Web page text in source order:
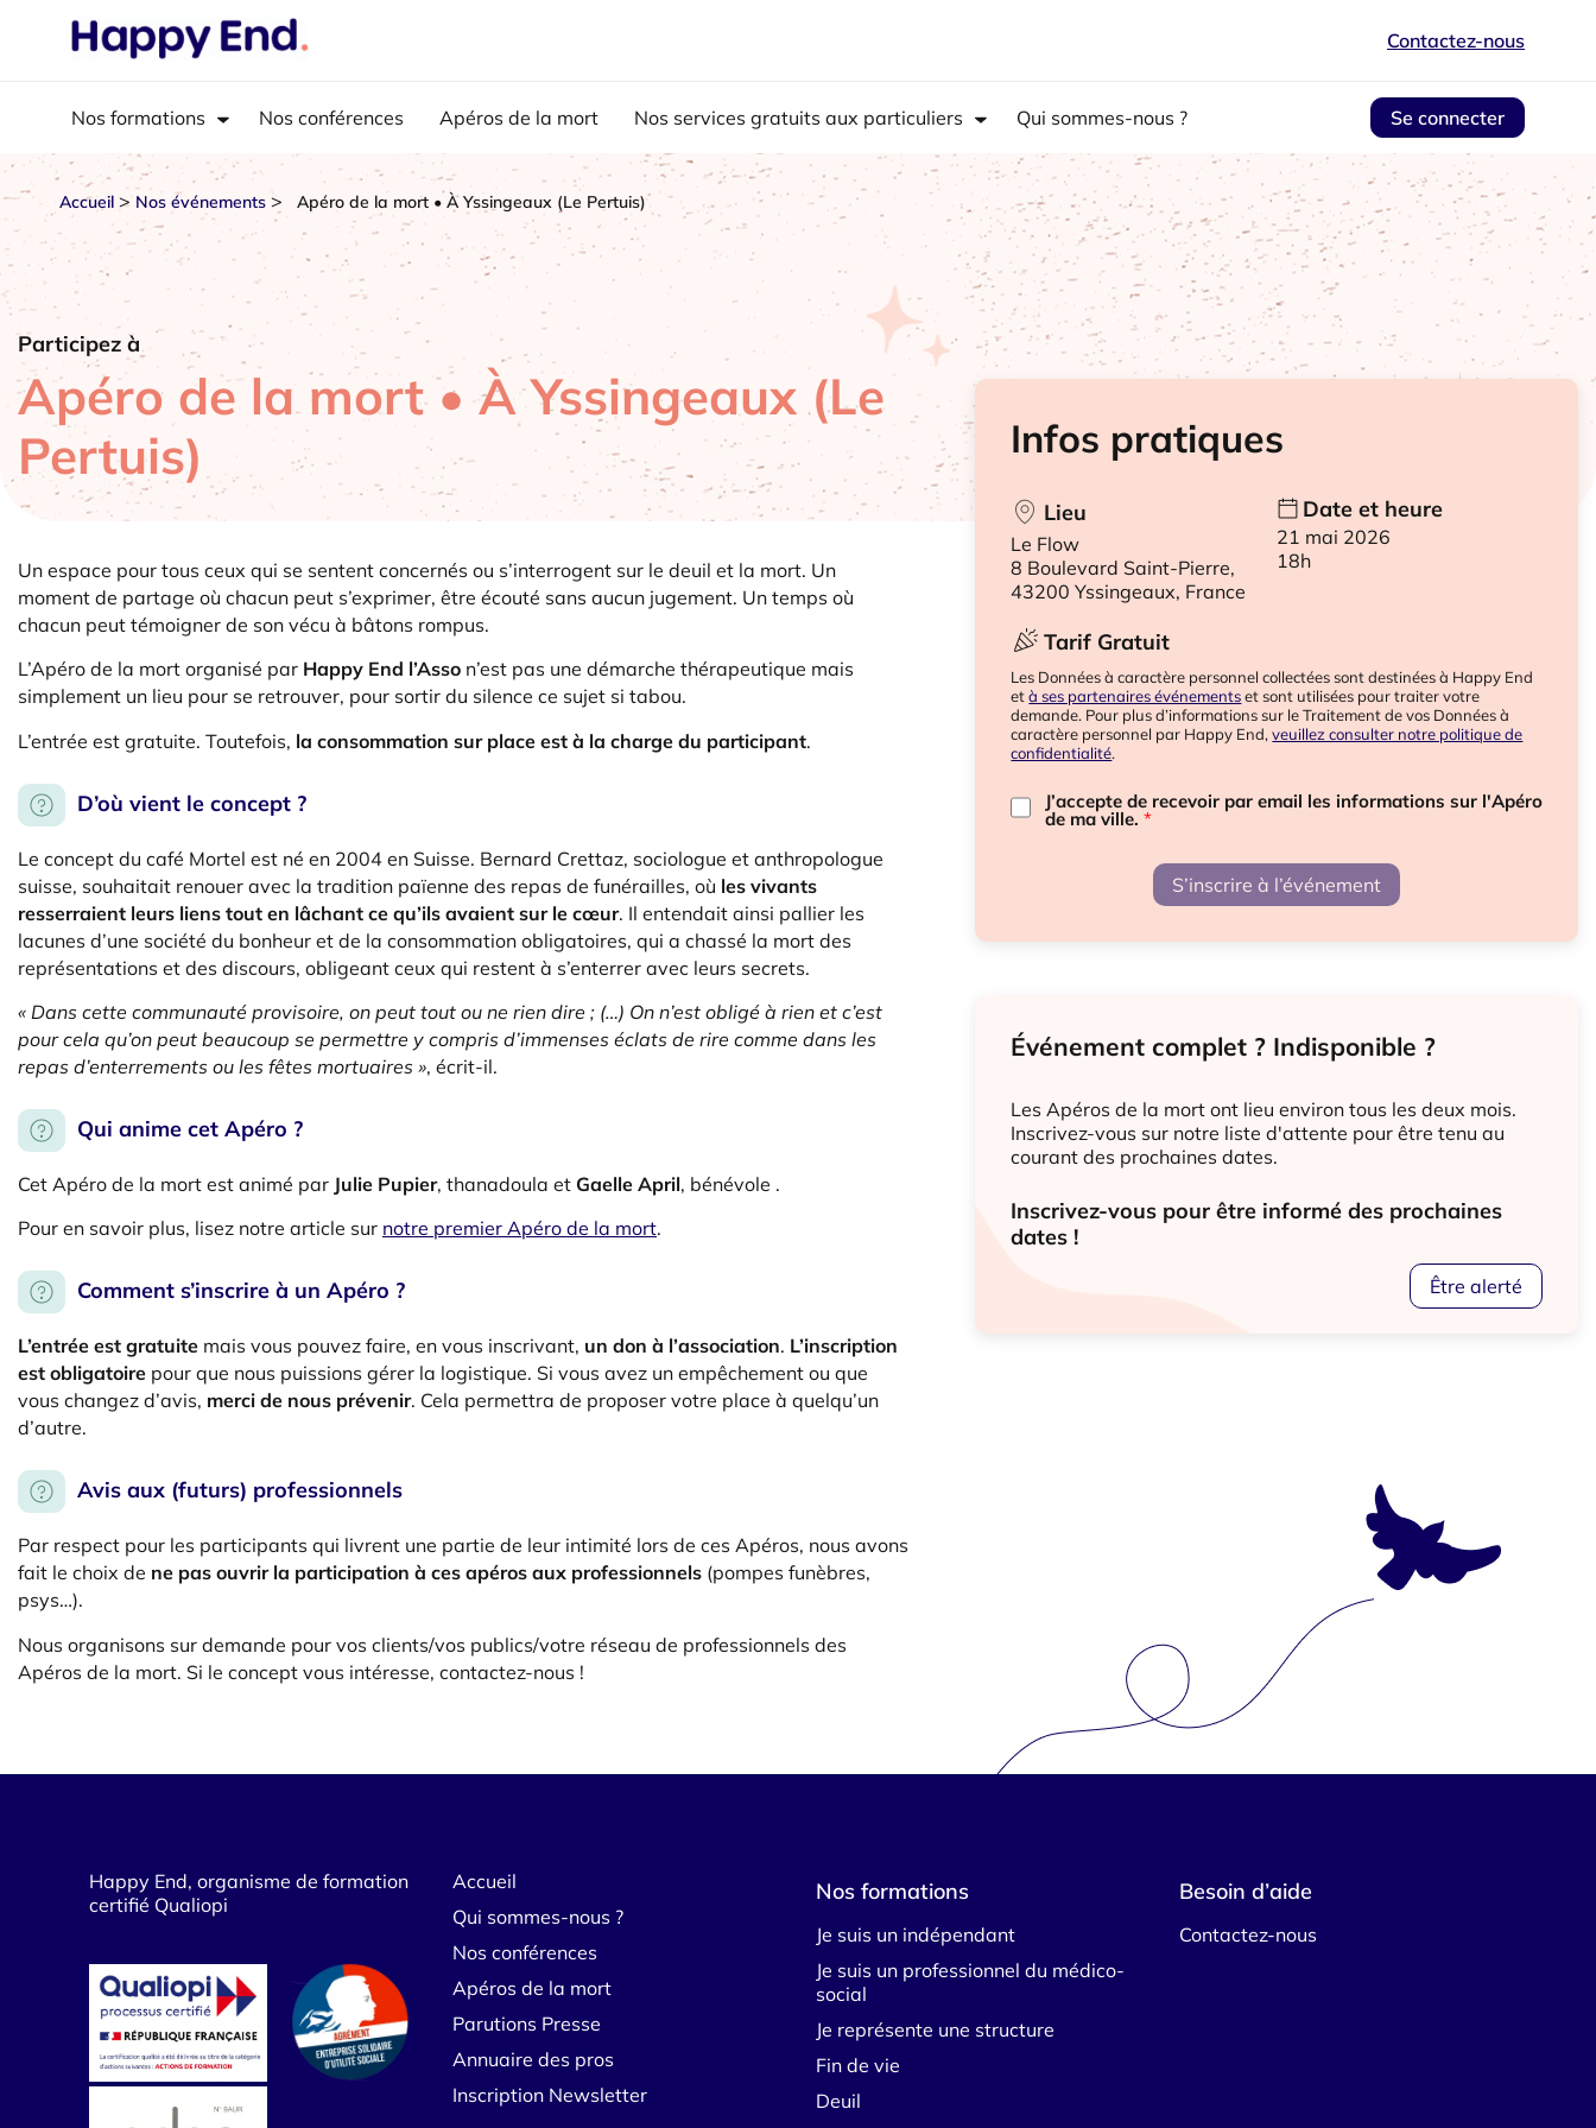
Contactez-nous
Nos formations Nos conférences Apéros de la mort Nos services gratuits aux particuliers Qui sommes-nous ? Se connecter
Accueil > Nos événements > Apéro de la mort • À Yssingeaux (Le Pertuis)
Participez à
Apéro de la mort • À Yssingeaux (Le
Pertuis)
Un espace pour tous ceux qui se sentent concernés ou s’interrogent sur le deuil et la mort. Un
moment de partage où chacun peut s’exprimer, être écouté sans aucun jugement. Un temps où
chacun peut témoigner de son vécu à bâtons rompus.
L’Apéro de la mort organisé par Happy End l’Asso n’est pas une démarche thérapeutique mais
simplement un lieu pour se retrouver, pour sortir du silence ce sujet si tabou.
L’entrée est gratuite. Toutefois, la consommation sur place est à la charge du participant.
D’où vient le concept ?
Le concept du café Mortel est né en 2004 en Suisse. Bernard Crettaz, sociologue et anthropologue
suisse, souhaitait renouer avec la tradition païenne des repas de funérailles, où les vivants
resserraient leurs liens tout en lâchant ce qu’ils avaient sur le cœur. Il entendait ainsi pallier les
lacunes d’une société du bonheur et de la consommation obligatoires, qui a chassé la mort des
représentations et des discours, obligeant ceux qui restent à s’enterrer avec leurs secrets.
« Dans cette communauté provisoire, on peut tout ou ne rien dire ; (…) On n’est obligé à rien et c’est
pour cela qu’on peut beaucoup se permettre y compris d’immenses éclats de rire comme dans les
repas d’enterrements ou les fêtes mortuaires », écrit-il.
Qui anime cet Apéro ?
Cet Apéro de la mort est animé par Julie Pupier, thanadoula et Gaelle April, bénévole .
Pour en savoir plus, lisez notre article sur notre premier Apéro de la mort.
Comment s’inscrire à un Apéro ?
L’entrée est gratuite mais vous pouvez faire, en vous inscrivant, un don à l’association. L’inscription
est obligatoire pour que nous puissions gérer la logistique. Si vous avez un empêchement ou que
vous changez d’avis, merci de nous prévenir. Cela permettra de proposer votre place à quelqu’un
d’autre.
Avis aux (futurs) professionnels
Par respect pour les participants qui livrent une partie de leur intimité lors de ces Apéros, nous avons
fait le choix de ne pas ouvrir la participation à ces apéros aux professionnels (pompes funèbres,
psys…).
Nous organisons sur demande pour vos clients/vos publics/votre réseau de professionnels des
Apéros de la mort. Si le concept vous intéresse, contactez-nous !
Infos pratiques
Lieu
Le Flow
8 Boulevard Saint-Pierre,
43200 Yssingeaux, France
Date et heure
21 mai 2026
18h
Tarif Gratuit
Les Données à caractère personnel collectées sont destinées à Happy End
età ses partenaires événementset sont utilisées pour traiter votre
demande. Pour plus d’informations sur le Traitement de vos Données à
caractère personnel par Happy End,veuillez consulter notre politique de
confidentialité.
J’accepte de recevoir par email les informations sur l'Apéro
de ma ville. *
S’inscrire à l’événement
Événement complet ? Indisponible ?
Les Apéros de la mort ont lieu environ tous les deux mois.
Inscrivez-vous sur notre liste d'attente pour être tenu au
courant des prochaines dates.
Inscrivez-vous pour être informé des prochaines
dates !
Être alerté
Happy End, organisme de formation
certifié Qualiopi
Accueil
Qui sommes-nous ?
Nos conférences
Apéros de la mort
Parutions Presse
Annuaire des pros
Inscription Newsletter
Nos formations
Je suis un indépendant
Je suis un professionnel du médico-
social
Je représente une structure
Fin de vie
Deuil
Besoin d’aide
Contactez-nous